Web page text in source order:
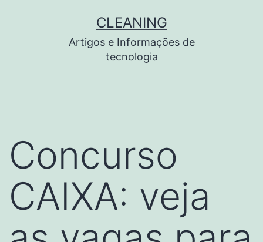
CLEANING
Artigos e Informações de
tecnologia
Concurso
CAIXA: veja